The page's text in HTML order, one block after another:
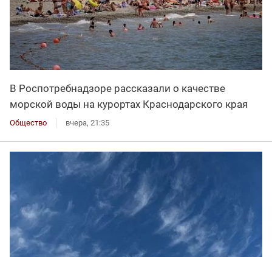
В Роспотребнадзоре рассказали о качестве
морской воды на курортах Краснодарского края
Общество вчера, 21:35